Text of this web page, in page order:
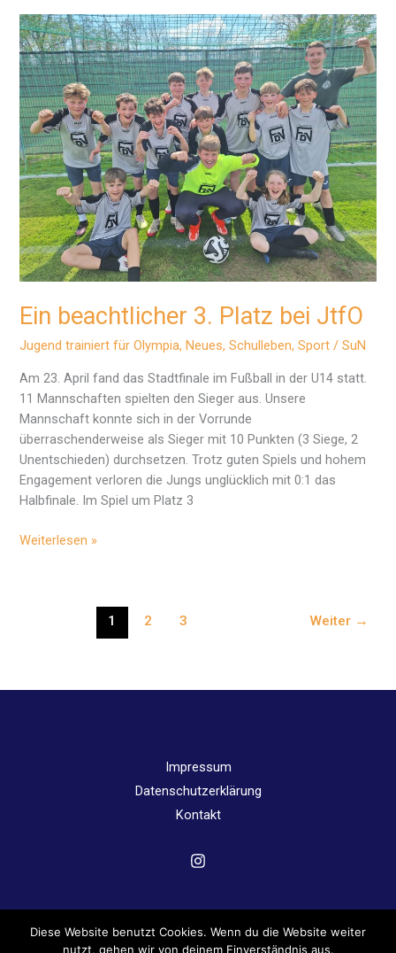
Jenaer
Schulen
Ein beachtlicher 3. Platz bei JtfO
Jugend trainiert für Olympia, Neues,Schulleben,Sport /SuN
Am 23. April fand das Stadtfinale im Fußball in der U14 statt.
11 Mannschaften spielten den Sieger aus. Unsere
Mannschaft konnte sich in der Vorrunde
überraschenderweise als Sieger mit 10 Punkten (3 Siege, 2
Unentschieden) durchsetzen. Trotz guten Spiels und hohem
Engagement verloren die Jungs unglücklich mit 0:1 das
Halbfinale. Im Spiel um Platz 3
Ein
Weiterlesen »
1 2 3 Weiter →
Impressum
Datenschutzerklärung
Kontakt
Copyright © 2026 Angergymnasium Jena | Powered by
Diese Website benutzt Cookies. Wenn du die Website weiter
nutzt, gehen wir von deinem Einverständnis aus.